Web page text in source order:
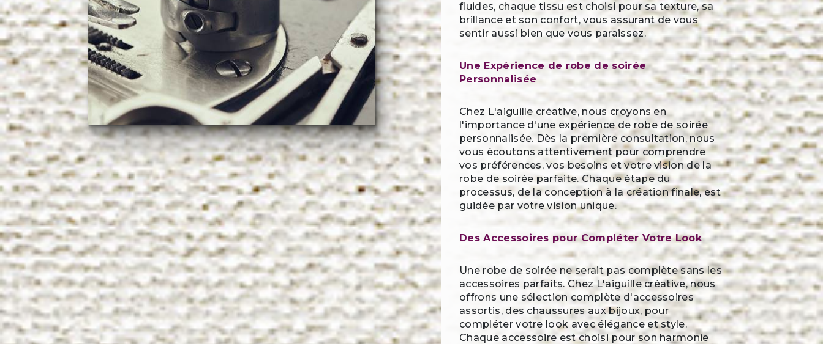
fluides, chaque tissu est choisi pour sa texture, sa
brillance et son confort, vous assurant de vous
sentir aussi bien que vous paraissez.
Une Expérience de robe de soirée
Personnalisée
Chez L'aiguille créative, nous croyons en
l'importance d'une expérience de robe de soirée
personnalisée. Dès la première consultation, nous
vous écoutons attentivement pour comprendre
vos préférences, vos besoins et votre vision de la
robe de soirée parfaite. Chaque étape du
processus, de la conception à la création finale, est
guidée par votre vision unique.
Des Accessoires pour Compléter Votre Look
Une robe de soirée ne serait pas complète sans les
accessoires parfaits. Chez L'aiguille créative, nous
offrons une sélection complète d'accessoires
assortis, des chaussures aux bijoux, pour
compléter votre look avec élégance et style.
Chaque accessoire est choisi pour son harmonie